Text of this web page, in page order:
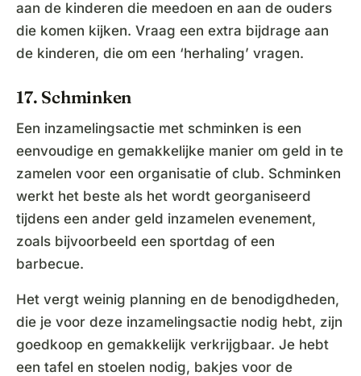
aan de kinderen die meedoen en aan de ouders
die komen kijken. Vraag een extra bijdrage aan
de kinderen, die om een ‘herhaling’ vragen.
17. Schminken
Een inzamelingsactie met schminken is een
eenvoudige en gemakkelijke manier om geld in te
zamelen voor een organisatie of club. Schminken
werkt het beste als het wordt georganiseerd
tijdens een ander geld inzamelen evenement,
zoals bijvoorbeeld een sportdag of een
barbecue.
Het vergt weinig planning en de benodigdheden,
die je voor deze inzamelingsactie nodig hebt, zijn
goedkoop en gemakkelijk verkrijgbaar. Je hebt
een tafel en stoelen nodig, bakjes voor de